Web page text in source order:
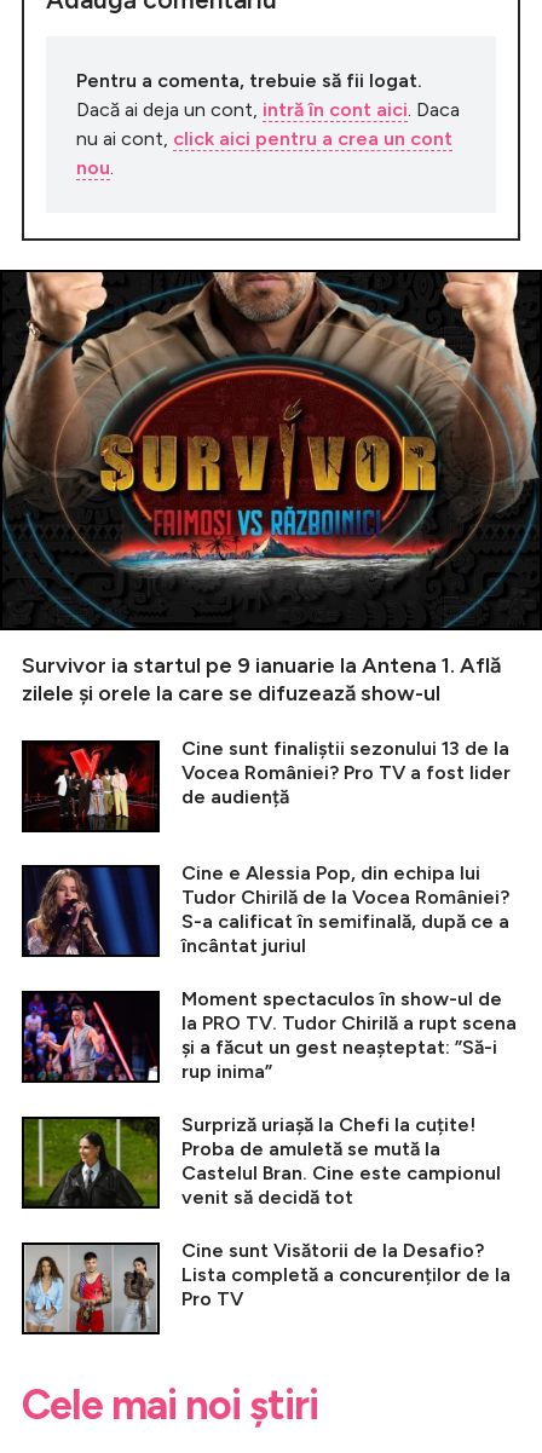
Pentru a comenta, trebuie să fii logat.
Dacă ai deja un cont, intră în cont aici . Daca
nu ai cont, click aici pentru a crea un cont
nou
Survivor ia startul pe 9 ianuarie la Antena 1. Află
zilele și orele la care se difuzează show-ul
Cine sunt finaliștii sezonului 13 de la
Vocea României? Pro TV a fost lider
de audiență
Cine e Alessia Pop, din echipa lui
Tudor Chirilă de la Vocea României?
S-a calificat în semifinală, după ce a
încântat juriul
Moment spectaculos în show-ul de
la PRO TV. Tudor Chirilă a rupt scena
și a făcut un gest neașteptat: ”Să-i
rup inima”
Surpriză uriașă la Chefi la cuțite!
Proba de amuletă se mută la
Castelul Bran. Cine este campionul
venit să decidă tot
Cine sunt Visătorii de la Desafio?
Lista completă a concurenților de la
Pro TV
Cele mai noi știri